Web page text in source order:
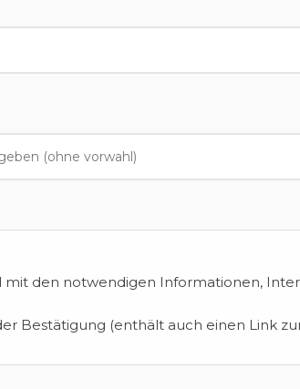
mit den notwendigen Informationen,
Bestätigung (enthält auch einen Link